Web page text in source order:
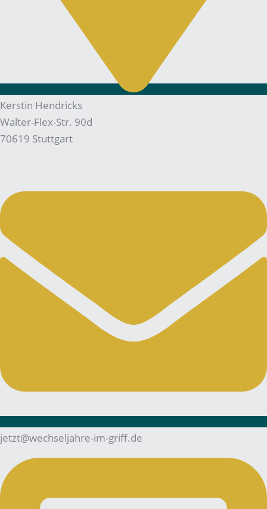
Kerstin Hendricks
Walter-Flex-Str. 90d
70619 Stuttgart
jetzt@wechseljahre-im-griff.de